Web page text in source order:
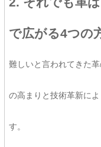
で広がる4つの
難しいと言われてきた
の高まりと技術革新に
す。